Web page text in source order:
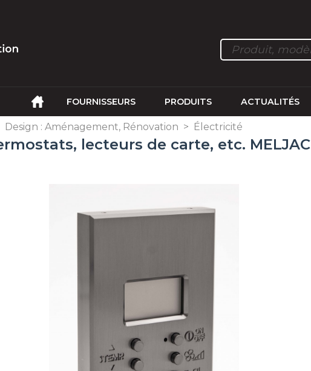
FOURNISSEURS PRODUITS ACTUALITÉS
Design : Aménagement, Rénovation > Électricité
lecteurs de carte, etc. MELJAC